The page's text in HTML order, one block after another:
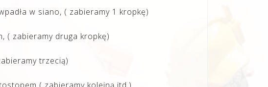
w siano, ( zabieramy 1 kropkę)
( zabieramy druga kropkę)
trzecią)